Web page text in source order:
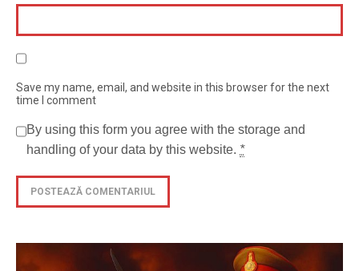
Save my name, email, and website in this browser for the next
time I comment
By using this form you agree with the storage and
handling of your data by this website. *